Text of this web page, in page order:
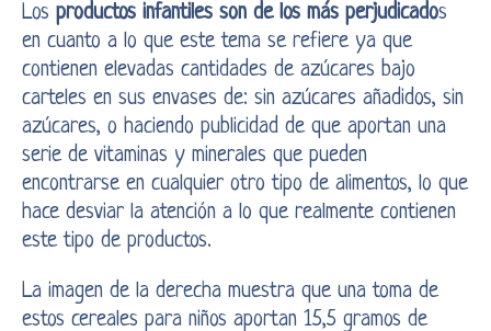
Los productos infantiles son de los más perjudicados
en cuanto a lo que este tema se refiere ya que
contienen elevadas cantidades de azúcares bajo
carteles en sus envases de: sin azúcares añadidos, sin
azúcares, o haciendo publicidad de que aportan una
serie de vitaminas y minerales que pueden
encontrarse en cualquier otro tipo de alimentos, lo que
hace desviar la atención a lo que realmente contienen
este tipo de productos.
La imagen de la derecha muestra que una toma de
estos cereales para niños aportan 15,5 gramos de